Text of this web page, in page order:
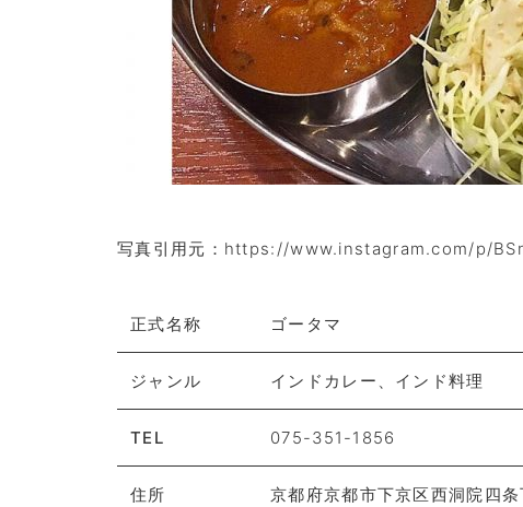
写真引用元：https://www.instagram.com/p/
正式名称 ゴータマ
ジャンル インドカレー、インド料理
TEL 075-351-1856
住所 京都府京都市下京区西洞院四